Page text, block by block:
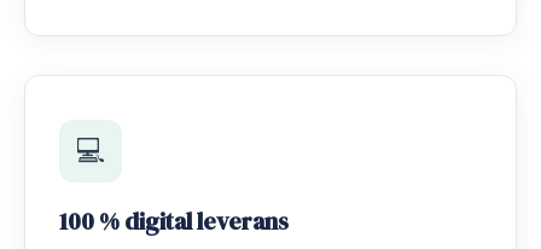
💻
100 % digital leverans